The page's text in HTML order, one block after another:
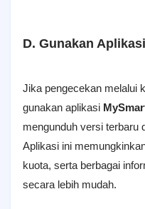
D. Gunakan
Jika pengecekan melalui
gunakan aplikasi
mengunduh versi terbaru
Aplikasi ini
kuota, serta berbagai
secara lebih mudah.